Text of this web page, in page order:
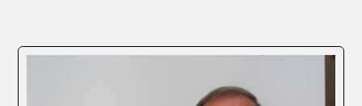
Paginación